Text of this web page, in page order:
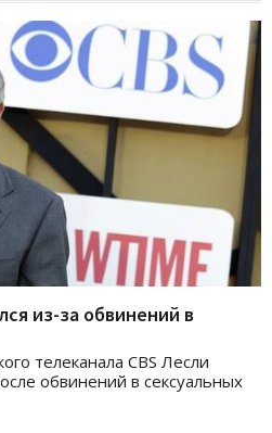
из-за обвинений в
телеканала CBS Лесли
обвинений в сексуальных